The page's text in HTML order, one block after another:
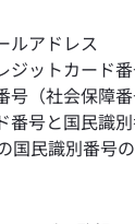
ルアドレス
ジットカード
（社会保障番
番号と国民識
国民識別番号